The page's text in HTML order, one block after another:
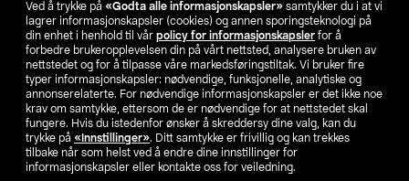
Ved å trykke på «Godta alle informasjonskapsler» samtykker du i at vi
lagrer informasjonskapsler (cookies) og annen sporingsteknologi på
din enhet i henhold til vår policy for informasjonskapsler for å
forbedre brukeropplevelsen din på vårt nettsted, analysere bruken av
nettstedet og for å tilpasse våre markedsføringstiltak. Vi bruker fire
typer informasjonskapsler: nødvendige, funksjonelle, analytiske og
annonserelaterte. For nødvendige informasjonskapsler er det ikke noe
krav om samtykke, ettersom de er nødvendige for at nettstedet skal
fungere. Hvis du istedenfor ønsker å skreddersy dine valg, kan du
trykke på «Innstillinger». Ditt samtykke er frivillig og kan trekkes
tilbake når som helst ved å endre dine innstillinger for
informasjonskapsler eller kontakte oss for veiledning.
Finn din butikk
SE NO FI